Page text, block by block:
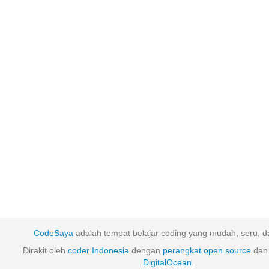
CodeSaya adalah tempat belajar coding yang mudah, seru,
Dirakit oleh coder Indonesia dengan perangkat open source
DigitalOcean